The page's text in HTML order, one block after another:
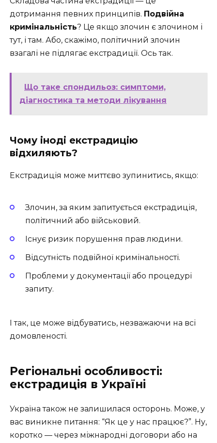
дотримання певних принципів. Подвійна
кримінальність? Це якщо злочин є злочином і
тут, і там. Або, скажімо, політичний злочин
взагалі не підлягає екстрадиції. Ось так.
Що таке спондильоз: симптоми,
діагностика та методи лікування
Чому іноді екстрадицію
відхиляють?
Екстрадиція може миттєво зупинитись, якщо:
Злочин, за яким запитується екстрадиція,
політичний або військовий.
Існує ризик порушення прав людини.
Відсутність подвійної кримінальності.
Проблеми у документації або процедурі
запиту.
І так, це може відбуватись, незважаючи на всі
домовленості.
Регіональні особливості:
екстрадиція в Україні
Україна також не залишилася осторонь. Може, у
вас виникне питання: “Як це у нас працює?”. Ну,
коротко — через міжнародні договори або на